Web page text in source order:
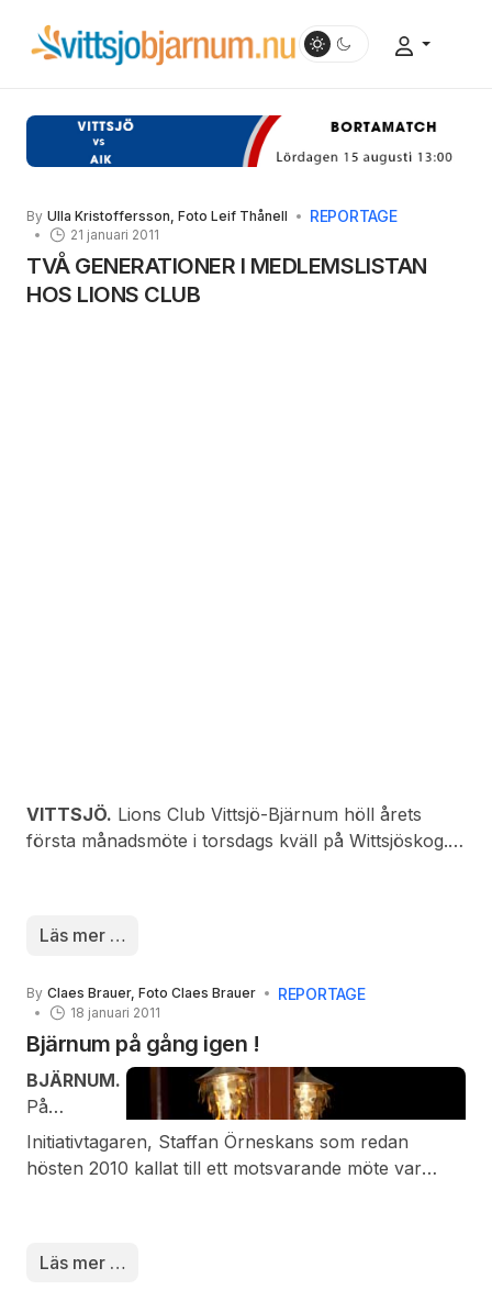
By Ulla Kristoffersson, Foto Leif Thånell REPORTAGE
21 januari 2011
TVÅ GENERATIONER I MEDLEMSLISTAN
HOS LIONS CLUB
VITTSJÖ. Lions Club Vittsjö-Bjärnum höll årets
första månadsmöte i torsdags kväll på Wittsjöskog.
verksamhet som går ut på att hjälpa ungdomar bort
övergick man till månadsmöte med inval av 3 nya
medlemmar.
Läs mer …
By Claes Brauer, Foto Claes Brauer REPORTAGE
18 januari 2011
Bjärnum på gång igen !
BJÄRNUM.
På
Initiativtagaren, Staffan Örneskans som redan
hösten 2010 kallat till ett motsvarande möte var
Läs mer …